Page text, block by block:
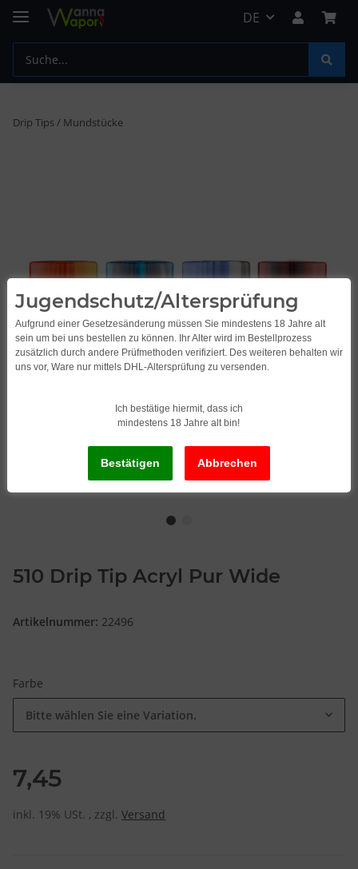
DE
Drip Tips / Mundstücke
510 Drip Tip Acryl Pur Wide
Artikelnummer: 22496
Farbe
Bitte wählen Sie eine Variation.
7,45
inkl. 19% USt. , zzgl. Versand
Jugendschutz/Altersprüfung
Aufgrund einer Gesetzesänderung müssen Sie mindestens 18 Jahre alt
sein um bei uns bestellen zu können. Ihr Alter wird im Bestellprozess
zusätzlich durch andere Prüfmethoden verifiziert. Des weiteren behalten wir
uns vor, Ware nur mittels DHL-Altersprüfung zu versenden.
Ich bestätige hiermit, dass ich
mindestens 18 Jahre alt bin!